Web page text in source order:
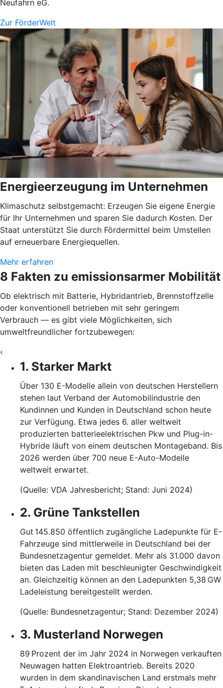
Neufahrn eG.
Zur FörderWelt
Energieerzeugung im Unternehmen
Klimaschutz selbstgemacht: Erzeugen Sie eigene Energie
für Ihr Unternehmen und sparen Sie dadurch Kosten. Der
Staat unterstützt Sie durch Fördermittel beim Umstellen
auf erneuerbare Energiequellen.
Mehr erfahren
8 Fakten zu emissionsarmer Mobilität
Ob elektrisch mit Batterie, Hybridantrieb, Brennstoffzelle
oder konventionell betrieben mit sehr geringem
Verbrauch — es gibt viele Möglichkeiten, sich
umweltfreundlicher fortzubewegen:
‹
1. Starker Markt
Über 130 E-Modelle allein von deutschen Herstellern
stehen laut Verband der Automobilindustrie den
Kundinnen und Kunden in Deutschland schon heute
zur Verfügung. Etwa jedes 6. aller weltweit
produzierten batterieelektrischen Pkw und Plug-in-
Hybride läuft von einem deutschen Montageband. Bis
2026 werden über 700 neue E-Auto-Modelle
weltweit erwartet.
(Quelle: VDA Jahresbericht; Stand: Juni 2024)
2. Grüne Tankstellen
Gut 145.850 öffentlich zugängliche Ladepunkte für E-
Fahrzeuge sind mittlerweile in Deutschland bei der
Bundesnetzagentur gemeldet. Mehr als 31.000 davon
bieten das Laden mit beschleunigter Geschwindigkeit
an. Gleichzeitig können an den Ladepunkten 5,38 GW
Ladeleistung bereitgestellt werden.
(Quelle: Bundesnetzagentur; Stand: Dezember 2024)
3. Musterland Norwegen
89 Prozent der im Jahr 2024 in Norwegen verkauften
Neuwagen hatten Elektroantrieb. Bereits 2020
wurden in dem skandinavischen Land erstmals mehr